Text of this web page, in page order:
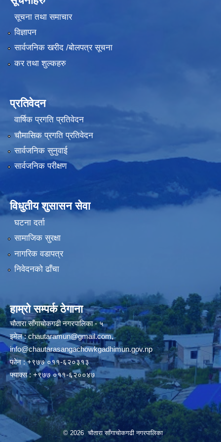
सूचना तथा समाचार
विज्ञापन
सार्वजनिक खरीद /बोलपत्र सूचना
कर तथा शुल्कहरु
प्रतिवेदन
वार्षिक प्रगति प्रतिवेदन
चौमासिक प्रगति प्रतिवेदन
सार्वजनिक सुनुवाई
सार्वजनिक परीक्षण
विधुतीय शुसासन सेवा
घटना दर्ता
सामाजिक सुरक्षा
नागरिक वडापत्र
निवेदनको ढाँचा
हाम्रो सम्पर्क ठेगाना
चौतारा साँगाचोकगढी नगरपालिका - ५
इमेल :chautaramun@gmail.com,
info@chautarasangachowkgadhimun.gov.np
फोन : +९७७ ०११-६२०३१३
फ्याक्स : +९७७ ०११-६२००४७
© 2026 चौतारा साँगाचोकगढी नगरपालिका